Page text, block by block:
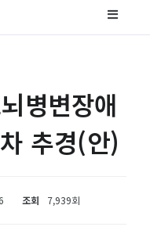
병변장애
추경(안)
조회 7,939회